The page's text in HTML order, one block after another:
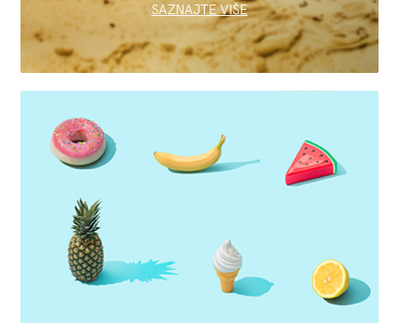
SAZNAJTE VIŠE